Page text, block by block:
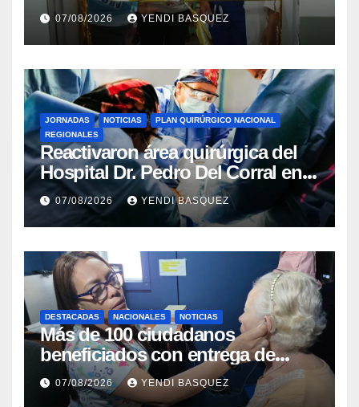
del Aeropuerto ​Inauguraron
Rincón
07/08/2026 YENDI BASQUEZ
JORNADAS NOTICIAS
PLAN QUIRÚRGICO NACIONAL
REGIONALES
Reactivaron área quirúrgica del
Hospital Dr. Pedro Del Corral en
Guárico
07/08/2026 YENDI BASQUEZ
DESTACADAS NACIONALES NOTICIAS
Más de 100 ciudadanos
beneficiados con entrega de
prótesis auditivas en el Centro de
Rehabilitación J.J. Arvelo
07/08/2026 YENDI BASQUEZ